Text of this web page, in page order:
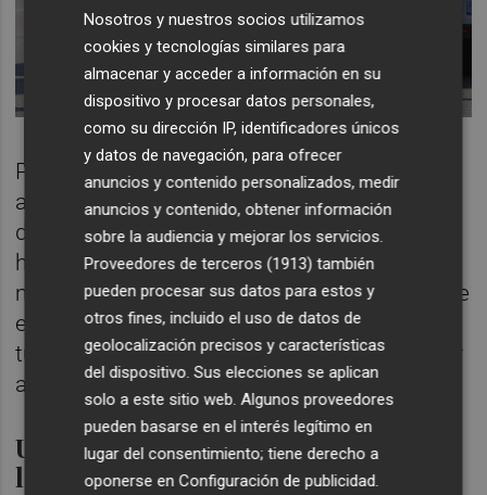
Por su parte, Prestige and Limousine
argumentó que de esa misma norma se
desprendía que las autorizaciones VTC sí
habilitan para el transporte de pequeñas
mercancías y que, en cualquier caso, permite
el transporte de mercancías en vehículos
turismo de masa máxima autorizada inferior
a dos toneladas sin autorización alguna.
Una restricción contraria a la
libertad de empresa
Nosotros y nuestros socios utilizamos
cookies y tecnologías similares para
almacenar y acceder a información en su
dispositivo y procesar datos personales,
como su dirección IP, identificadores únicos
y datos de navegación, para ofrecer
anuncios y contenido personalizados, medir
anuncios y contenido, obtener información
sobre la audiencia y mejorar los servicios.
Proveedores de terceros (1913) también
pueden procesar sus datos para estos y
otros fines, incluido el uso de datos de
geolocalización precisos y características
del dispositivo. Sus elecciones se aplican
solo a este sitio web. Algunos proveedores
pueden basarse en el interés legítimo en
lugar del consentimiento; tiene derecho a
oponerse enConfiguración de publicidad